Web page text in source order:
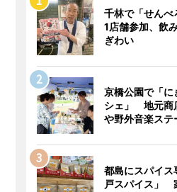
千林で「せん
1店舗参加、飲
ぎわい
京橋公園で「に
シェ」 地元商
や野外音楽ステ
都島にスパイス
戸スパイス」